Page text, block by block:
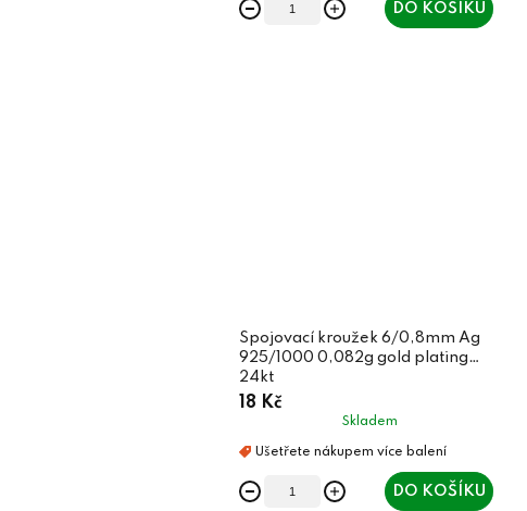
DO KOŠÍKU
Spojovací kroužek 6/0,8mm Ag
925/1000 0,082g gold plating
24kt
18 Kč
Skladem
DO KOŠÍKU